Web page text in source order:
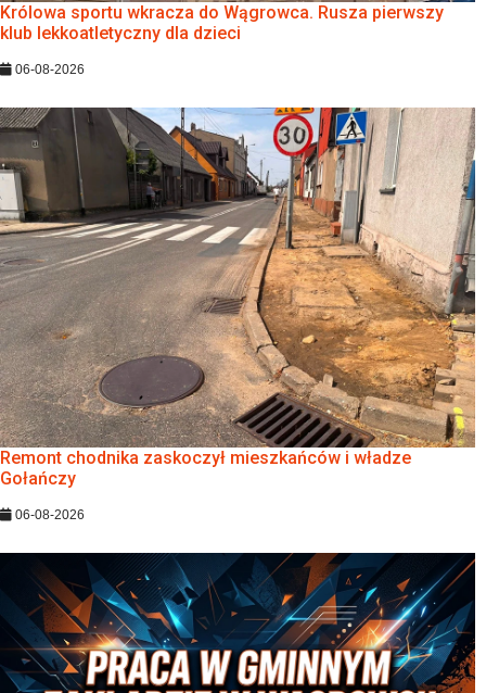
Królowa sportu wkracza do Wągrowca. Rusza pierwszy
klub lekkoatletyczny dla dzieci
06-08-2026
Remont chodnika zaskoczył mieszkańców i władze
Gołańczy
06-08-2026